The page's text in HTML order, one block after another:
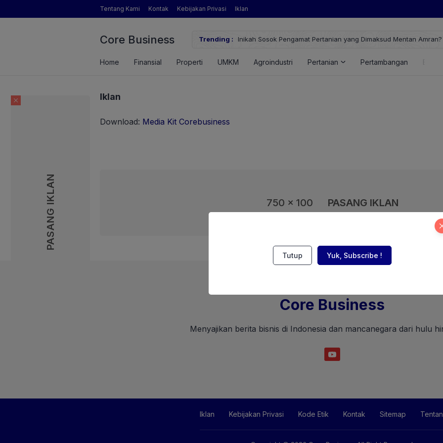
PASANG IKLAN
Tentang Kami Kontak Kebijakan Privasi Iklan
Core Business Trending :
Brigade Swasembada Pangan Inikah Sosok Pengamat Pertanian yang Dimaksud Mentan Amran?
Home Finansial Properti UMKM Agroindustri Pertanian Pertambangan Energi
Iklan
Download: Media Kit Corebusiness
750 x 100 PASANG IKLAN
Core Business
Menyajikan berita bisnis di Indonesia dan mancanegara dari hulu
Iklan Kebijakan Privasi Kode Etik Kontak Sitemap
Tutup Yuk, Subscribe !